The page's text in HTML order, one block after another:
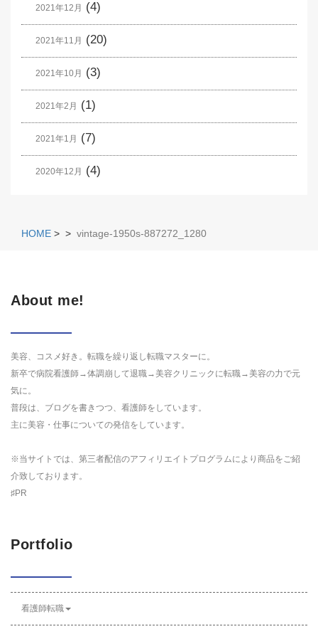
2021年12月 (4)
2021年11月 (20)
2021年10月 (3)
2021年2月 (1)
2021年1月 (7)
2020年12月 (4)
HOME > > vintage-1950s-887272_1280
About me!
美容、コスメ好き。転職を繰り返し転職マスターに。
新卒で病院看護師→体調崩して退職→美容クリニックに転職→美容の力で元
気に。
普段は、ブログを書きつつ、看護師をしています。
主に美容・仕事についての発信をしています。
※当サイトでは、第三者配信のアフィリエイトプログラムにより商品をご紹
介致しております。
♯PR
Portfolio
看護師転職